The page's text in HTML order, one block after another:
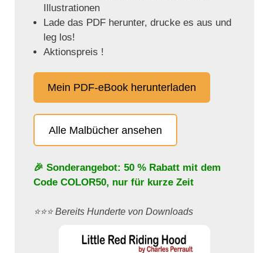
Illustrationen
Lade das PDF herunter, drucke es aus und
leg los!
Aktionspreis !
Mein PDF-eBook herunterladen
Alle Malbücher ansehen
🎉 Sonderangebot: 50 % Rabatt mit dem
Code COLOR50, nur für kurze Zeit
⭐️⭐️⭐️ Bereits Hunderte von Downloads